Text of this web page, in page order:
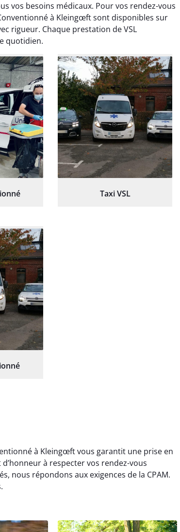
vos besoins médicaux. Pour vos rendez-vous
à Kleingœft sont disponibles sur
rigueur. Chaque prestation de VSL
quotidien.
Taxi VSL
à Kleingœft vous garantit une prise en
à respecter vos rendez-vous
nous répondons aux exigences de la CPAM.
et
Jérémy Ferrand
8 septembre 2024
Transport ponctuel et
personnel très attentionné.
Très satisfait du service.